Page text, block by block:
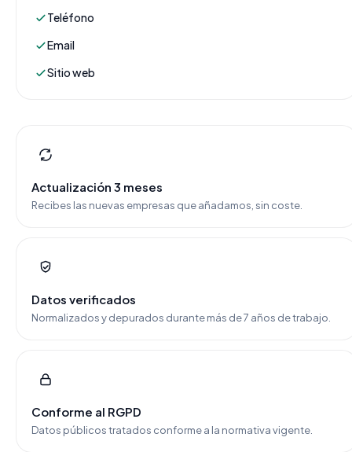
Teléfono
Email
Sitio web
Actualización 3 meses
Recibes las nuevas empresas que añadamos, sin coste.
Datos verificados
Normalizados y depurados durante más de 7 años de trabajo.
Conforme al RGPD
Datos públicos tratados conforme a la normativa vigente.